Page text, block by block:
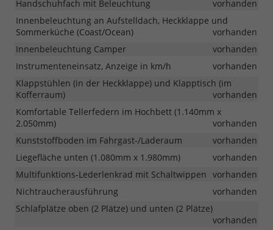
Handschuhfach mit Beleuchtung
vorhanden
Innenbeleuchtung an Aufstelldach, Heckklappe und
Sommerküche (Coast/Ocean)
vorhanden
Innenbeleuchtung Camper
vorhanden
Instrumenteneinsatz, Anzeige in km/h
vorhanden
Klappstühlen (in der Heckklappe) und Klapptisch (im
Kofferraum)
vorhanden
Komfortable Tellerfedern im Hochbett (1.140mm x
2.050mm)
vorhanden
Kunststoffboden im Fahrgast-/Laderaum
vorhanden
Liegefläche unten (1.080mm x 1.980mm)
vorhanden
Multifunktions-Lederlenkrad mit Schaltwippen vorhanden
Nichtraucherausführung
vorhanden
Schlafplätze oben (2 Plätze) und unten (2 Plätze)
vorhanden